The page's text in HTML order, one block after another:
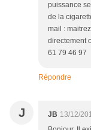
puissance
de la
mail :
directement
61 79 46 97
Répondre
J JB 13/12/